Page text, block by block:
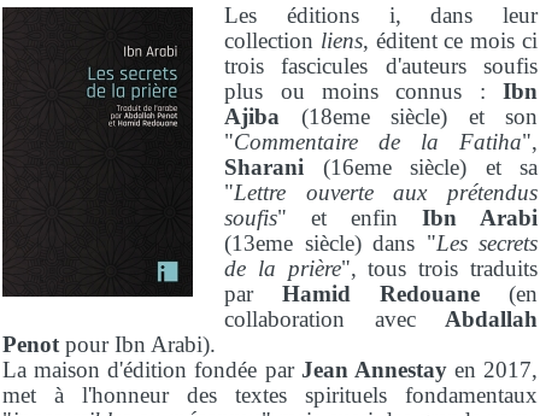
Les éditions i, dans leur
collection liens, éditent ce mois ci
trois fascicules d'auteurs soufis
plus ou moins connus : Ibn
Ajiba (18eme siècle) et son
"Commentaire de la Fatiha",
Sharani (16eme siècle) et sa
"Lettre ouverte aux prétendus
soufis" et enfinIbn Arabi
(13eme siècle) dans "Les secrets
de la prière", tous trois traduits
parHamid Redouane (en
collaboration avec Abdallah
Penot pour Ibn Arabi).
La maison d'édition fondée parJean Annestay en 2017,
met à l'honneur des textes spirituels fondamentaux